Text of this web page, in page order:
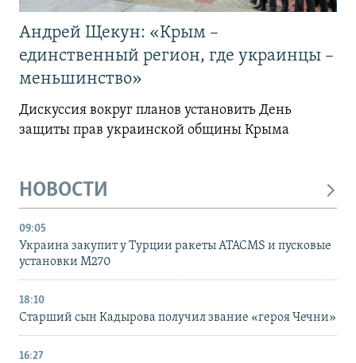
Андрей Щекун: «Крым –
единственный регион, где украинцы –
меньшинство»
Дискуссия вокруг планов установить День
защиты прав украинской общины Крыма
НОВОСТИ
09:05
Украина закупит у Турции ракеты ATACMS и пусковые
установки M270
18:10
Старший сын Кадырова получил звание «героя Чечни»
16:27